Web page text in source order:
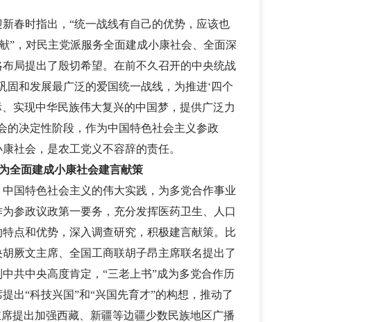
春时指出，“统一战线有自己的优势，应该也
”，对民主党派服务全面建成小康社会、全面深
局提出了殷切希望。在前不久召开的中央统战
和发展最广泛的爱国统一战线，为推进‘四个
实现中华民族伟大复兴的中国梦，提供广泛力
的决定性阶段，作为中国特色社会主义参政
社会，是农工党义不容辞的责任。
全面建成小康社会建言献策
国特色社会主义的伟大实践，为多党合作事业
参政议政第一要务，充分发挥医药卫生、人口
点和优势，深入调查研究，积极建言献策。比
厥文主席、全国工商联胡子昂主席联名提出了
共中央高度肯定，“三老上书”成为多党合作历
出“科技兴国”和“兴国先育才”的构想，推动了
提出加强西藏、新疆等边疆少数民族地区广播